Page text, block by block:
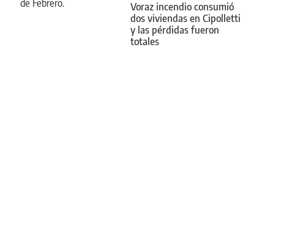
Voraz incendio consumió
dos viviendas en Cipolletti
y las pérdidas fueron
totales